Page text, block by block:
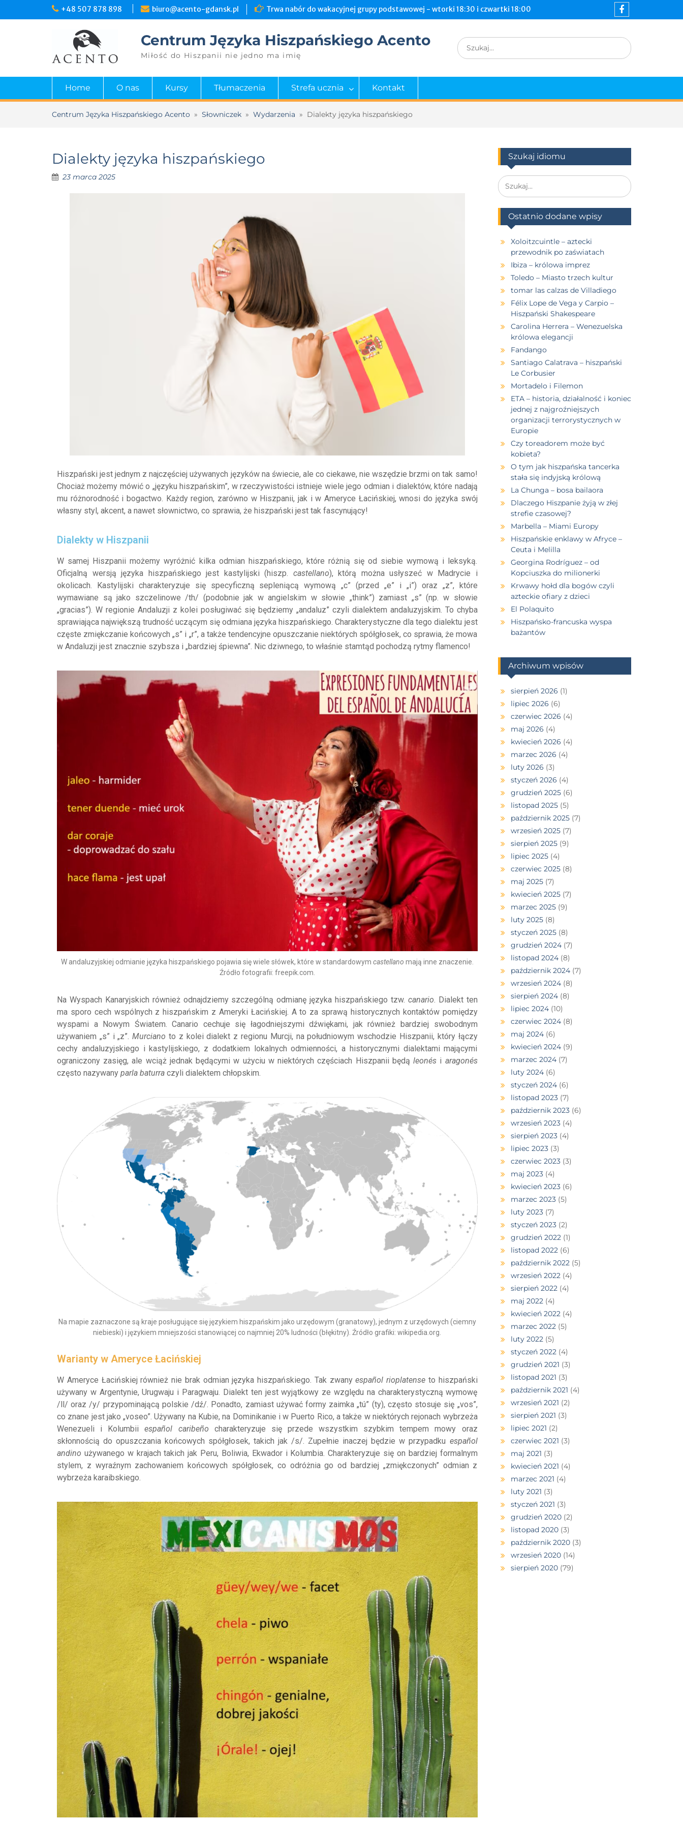
+48 507 878 898 biuro@acento-gdansk.pl Trwa nabór do wakacyjnej grupy podstawowej - wtorki 18:30 i czwartki 18:00
Centrum Języka Hiszpańskiego Acento
Miłość do Hiszpanii nie jedno ma imię
Home O nas Kursy Tłumaczenia Strefa ucznia Kontakt
Centrum Języka Hiszpańskiego Acento » Słowniczek » Wydarzenia » Dialekty języka hiszpańskiego
Dialekty języka hiszpańskiego
23 marca 2025
Hiszpański jest jednym z najczęściej używanych języków na świecie, ale co ciekawe, nie wszędzie brzmi on tak samo!
Chociaż możemy mówić o „języku hiszpańskim”, w rzeczywistości istnieje wiele jego odmian i dialektów, które nadają
mu różnorodność i bogactwo. Każdy region, zarówno w Hiszpanii, jak i w Ameryce Łacińskiej, wnosi do języka swój
własny styl, akcent, a nawet słownictwo, co sprawia, że hiszpański jest tak fascynujący!
Dialekty w Hiszpanii
W samej Hiszpanii możemy wyróżnić kilka odmian hiszpańskiego, które różnią się od siebie wymową i leksyką.
Oficjalną wersją języka hiszpańskiego jest kastylijski (hiszp. castellano), którą można usłyszeć w Madrycie i
okolicach. Kastylijski charakteryzuje się specyficzną sepleniącą wymową „c” (przed „e” i „i”) oraz „z”, które
wymawiane są jako szczelinowe /th/ (podobnie jak w angielskim w słowie „think”) zamiast „s” (np. w słowie
„gracias”). W regionie Andaluzji z kolei posługiwać się będziemy „andaluz” czyli dialektem andaluzyjskim. To chyba
sprawiająca największą trudność uczącym się odmiana języka hiszpańskiego. Charakterystyczne dla tego dialektu jest
częste zmiękczanie końcowych „s” i „r”, a także tendencyjne opuszczanie niektórych spółgłosek, co sprawia, że mowa
w Andaluzji jest znacznie szybsza i „bardziej śpiewna”. Nic dziwnego, to właśnie stamtąd pochodzą rytmy flamenco!
W andaluzyjskiej odmianie języka hiszpańskiego pojawia się wiele słówek, które w standardowym castellano mają inne znaczenie.
Źródło fotografii: freepik.com.
Na Wyspach Kanaryjskich również odnajdziemy szczególną odmianę języka hiszpańskiego tzw. canario. Dialekt ten
ma sporo cech wspólnych z hiszpańskim z Ameryki Łacińskiej. A to za sprawą historycznych kontaktów pomiędzy
wyspami a Nowym Światem. Canario cechuje się łagodniejszymi dźwiękami, jak również bardziej swobodnym
używaniem „s” i „z”.Murciano to z kolei dialekt z regionu Murcji, na południowym wschodzie Hiszpanii, który łączy
cechy andaluzyjskiego i kastylijskiego, z dodatkiem lokalnych odmienności, a historycznymi dialektami mającymi
ograniczony zasięg, ale wciąż jednak będącymi w użyciu w niektórych częściach Hiszpanii będąleonés i aragonés
często nazywany parla baturra czyli dialektem chłopskim.
Na mapie zaznaczone są kraje posługujące się językiem hiszpańskim jako urzędowym (granatowy), jednym z urzędowych (ciemny
niebieski) i językiem mniejszości stanowiącej co najmniej 20% ludności (błękitny). Źródło grafiki: wikipedia.org.
Warianty w Ameryce Łacińskiej
W Ameryce Łacińskiej również nie brak odmian języka hiszpańskiego. Tak zwanyespañol rioplatense to hiszpański
używany w Argentynie, Urugwaju i Paragwaju. Dialekt ten jest wyjątkowy ze względu na charakterystyczną wymowę
/ll/ oraz /y/ przypominającą polskie /dź/. Ponadto, zamiast używać formy zaimka „tú” (ty), często stosuje się „vos”,
co znane jest jako „voseo”. Używany na Kubie, na Dominikanie i w Puerto Rico, a także w niektórych rejonach wybrzeża
Wenezueli i Kolumbiiespañol caribeño charakteryzuje się przede wszystkim szybkim tempem mowy oraz
skłonnością do opuszczania końcowych spółgłosek, takich jak /s/. Zupełnie inaczej będzie w przypadku español
andino używanego w krajach takich jak Peru, Boliwia, Ekwador i Kolumbia. Charakteryzuje się on bardziej formalnym
stylem, z wyraźnym zachowaniem końcowych spółgłosek, co odróżnia go od bardziej „zmiękczonych” odmian z
wybrzeża karaibskiego.
Szukaj idiomu
Ostatnio dodane wpisy
Xoloitzcuintle – aztecki
przewodnik po zaświatach
Ibiza – królowa imprez
Toledo – Miasto trzech kultur
tomar las calzas de Villadiego
Félix Lope de Vega y Carpio –
Hiszpański Shakespeare
Carolina Herrera – Wenezuelska
królowa elegancji
Fandango
Santiago Calatrava – hiszpański
Le Corbusier
Mortadelo i Filemon
ETA – historia, działalność i koniec
jednej z najgroźniejszych
organizacji terrorystycznych w
Europie
Czy toreadorem może być
kobieta?
O tym jak hiszpańska tancerka
stała się indyjską królową
La Chunga – bosa bailaora
Dlaczego Hiszpanie żyją w złej
strefie czasowej?
Marbella – Miami Europy
Hiszpańskie enklawy w Afryce –
Ceuta i Melilla
Georgina Rodríguez – od
Kopciuszka do milionerki
Krwawy hołd dla bogów czyli
azteckie ofiary z dzieci
El Polaquito
Hiszpańsko-francuska wyspa
bażantów
Archiwum wpisów
sierpień 2026 (1)
lipiec 2026 (6)
czerwiec 2026 (4)
maj 2026 (4)
kwiecień 2026 (4)
marzec 2026 (4)
luty 2026 (3)
styczeń 2026 (4)
grudzień 2025(6)
listopad 2025(5)
październik 2025(7)
wrzesień 2025(7)
sierpień 2025(9)
lipiec 2025(4)
czerwiec 2025(8)
maj 2025(7)
kwiecień 2025(7)
marzec 2025(9)
luty 2025(8)
styczeń 2025(8)
grudzień 2024(7)
listopad 2024(8)
październik 2024(7)
wrzesień 2024(8)
sierpień 2024(8)
lipiec 2024(10)
czerwiec 2024(8)
maj 2024(6)
kwiecień 2024(9)
marzec 2024(7)
luty 2024(6)
styczeń 2024(6)
listopad 2023(7)
październik 2023(6)
wrzesień 2023(4)
sierpień 2023(4)
lipiec 2023(3)
czerwiec 2023(3)
maj 2023(4)
kwiecień 2023(6)
marzec 2023(5)
luty 2023(7)
styczeń 2023(2)
grudzień 2022(1)
listopad 2022(6)
październik 2022(5)
wrzesień 2022(4)
sierpień 2022(4)
maj 2022(4)
kwiecień 2022(4)
marzec 2022(5)
luty 2022(5)
styczeń 2022(4)
grudzień 2021 (3)
listopad 2021 (3)
październik 2021 (4)
wrzesień 2021 (2)
sierpień 2021 (3)
lipiec 2021 (2)
czerwiec 2021 (3)
maj 2021 (3)
kwiecień 2021 (4)
marzec 2021 (4)
luty 2021 (3)
styczeń 2021 (3)
grudzień 2020(2)
listopad 2020(3)
październik 2020(3)
wrzesień 2020(14)
sierpień 2020(79)